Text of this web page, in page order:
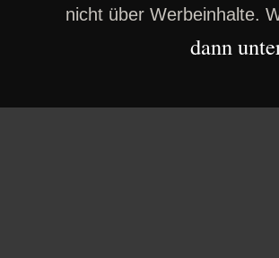
nicht über Werbeinhalte.
dann